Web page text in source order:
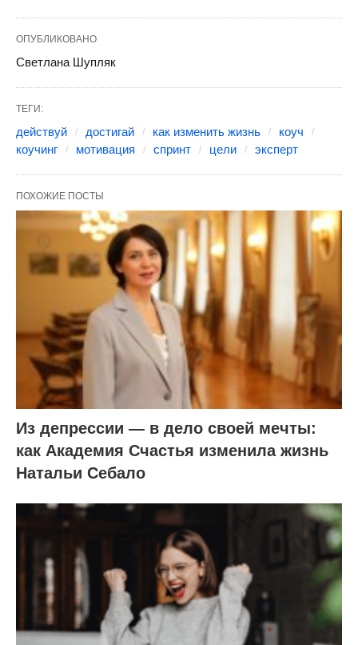
ОПУБЛИКОВАНО
Светлана Шупляк
ТЕГИ:
действуй достигай как изменить жизнь
коуч
коучинг
мотивация спринт цели эксперт
ПОХОЖИЕ ПОСТЫ
Из депрессии — в дело своей мечты:
как Академия Счастья изменила жизнь
Натальи Себало